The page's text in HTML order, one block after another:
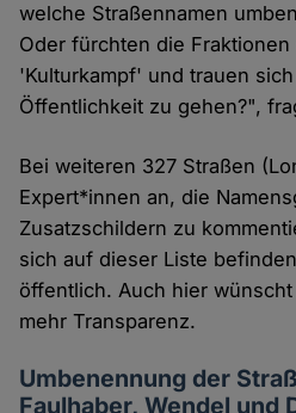
welche Straßennamen
Oder fürchten die
'Kulturkampf' und trauen
Öffentlichkeit zu gehen?",
Bei weiteren 327 Straßen
Expert*innen an, die
Zusatzschildern zu
sich auf dieser Liste
öffentlich. Auch hier
mehr Transparenz.
Umbenennung der
Faulhaber, Wendel und